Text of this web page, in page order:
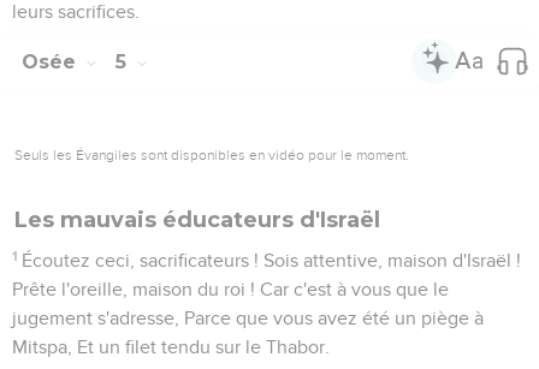
leurs sacrifices.
Osée 5
Seuls les Évangiles sont disponibles en vidéo pour le moment.
Les mauvais éducateurs d'Israël
1 Écoutez ceci, sacrificateurs ! Sois attentive, maison d'Israël !
Prête l'oreille, maison du roi ! Car c'est à vous que le
jugement s'adresse, Parce que vous avez été un piège à
Mitspa, Et un filet tendu sur le Thabor.